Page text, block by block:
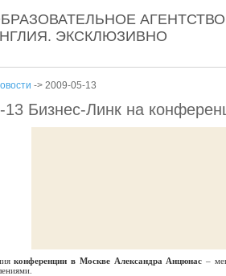
АГЕНТСТВО
ЭКСКЛЮЗИВНО
-> 2009-05-13
13 Бизнес-Линк на
конференции в Москве Александра Анцюнас –